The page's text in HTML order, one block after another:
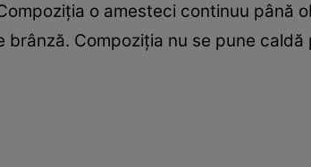
o amesteci continuu până
brânză. Compoziția nu se pune